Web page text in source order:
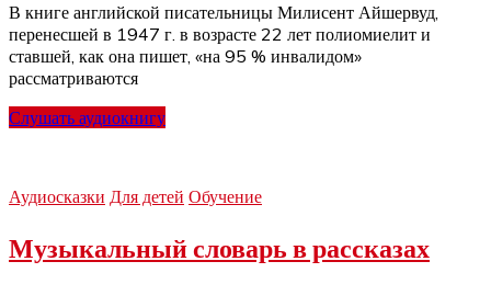
В книге английской писательницы Милисент Айшервуд,
перенесшей в 1947 г. в возрасте 22 лет полиомиелит и
ставшей, как она пишет, «на 95 % инвалидом»
рассматриваются
Слушать аудиокнигу
Аудиосказки Для детей Обучение
Музыкальный словарь в рассказах